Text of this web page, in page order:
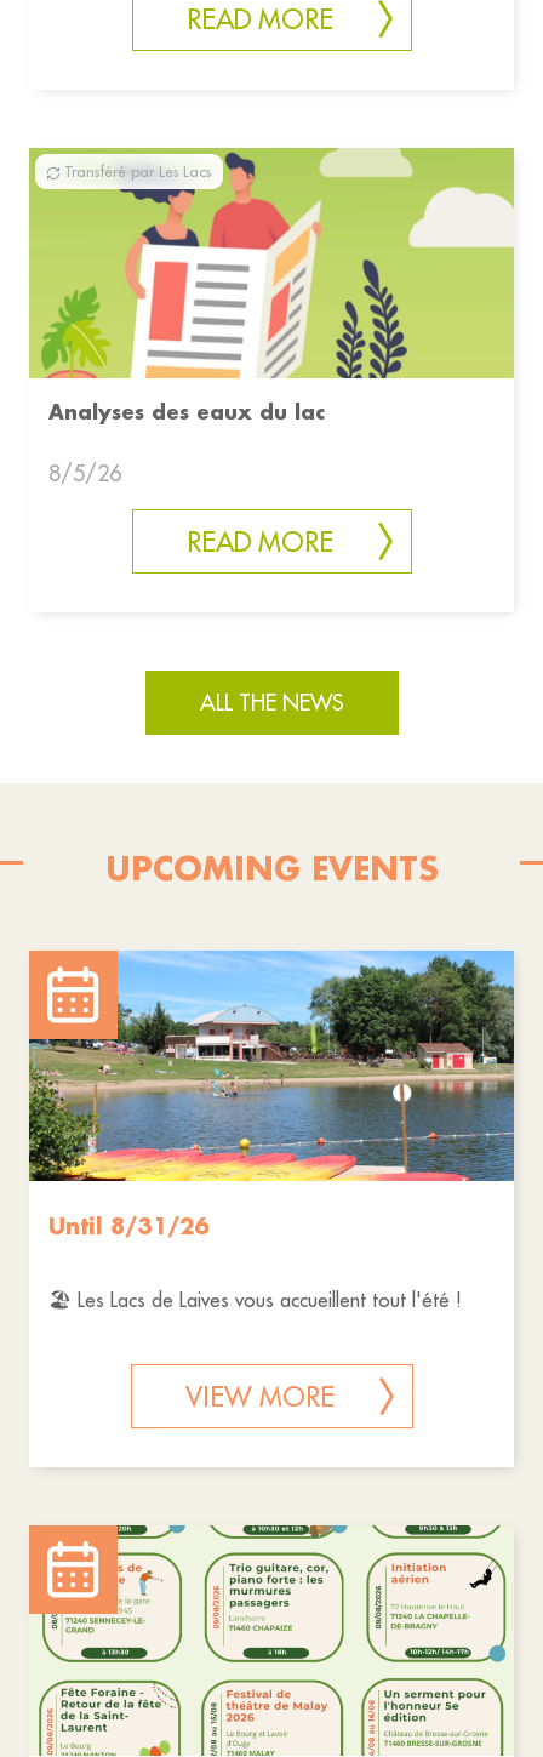
READ MORE
Transféré par Les Lacs
Analyses des eaux du lac
8/5/26
READ MORE
ALL THE NEWS
UPCOMING EVENTS
Until 8/31/26
🏖️ Les Lacs de Laives vous accueillent tout l'été !
VIEW MORE